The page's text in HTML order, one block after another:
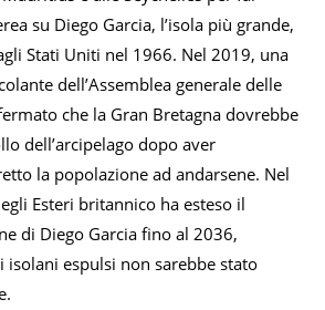
su Diego Garcia, l’isola più grande,
Stati Uniti nel 1966. Nel 2019, una
dell’Assemblea generale delle
che la Gran Bretagna dovrebbe
dell’arcipelago dopo aver
la popolazione ad andarsene. Nel
Esteri britannico ha esteso il
di Diego Garcia fino al 2036,
isolani espulsi non sarebbe stato